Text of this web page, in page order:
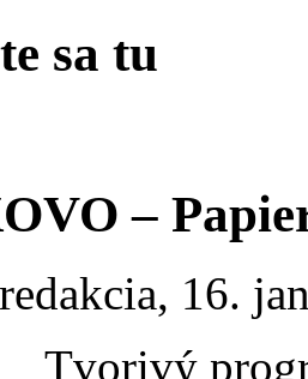
sa tu
–
redakcia, 16.
Tvorivý